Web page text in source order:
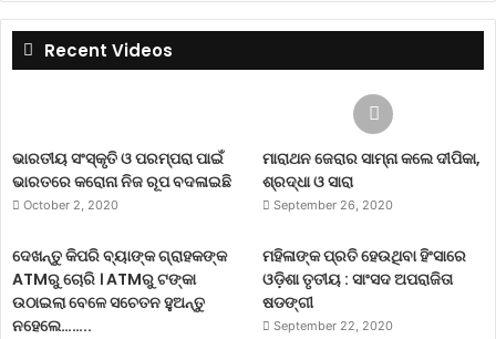
Recent Videos
ଭାରତୀୟ ସଂସ୍କୃତି ଓ ପରମ୍ପରା ପାଇଁ
ଭାରତରେ କରୋନା ନିଜ ରୂପ ବଦଳାଇଛି
October 2, 2020
ମାରାଥନ ଜେରାର ସାମ୍ନା କଲେ ଦୀପିକା,
ଶ୍ରଦ୍ଧା ଓ ସାରା
September 26, 2020
ଦେଖନ୍ତୁ କିପରି ବ୍ୟାଙ୍କ ଗ୍ରାହକଙ୍କ
ATMରୁ ଚୋରି । ATMରୁ ଟଙ୍କା
ଉଠାଇଲା ବେଳେ ସଚେତନ ହୁଅନ୍ତୁ
ନହେଲେ……..
ମହିଳାଙ୍କ ପ୍ରତି ହେଉଥିବା ହିଂସାରେ
ଓଡ଼ିଶା ତୃତୀୟ : ସାଂସଦ ଅପରାଜିତା
ଷଡଙ୍ଗୀ
September 22, 2020